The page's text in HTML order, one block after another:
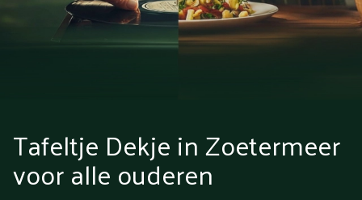
Tafeltje Dekje in Zoetermeer
voor alle ouderen